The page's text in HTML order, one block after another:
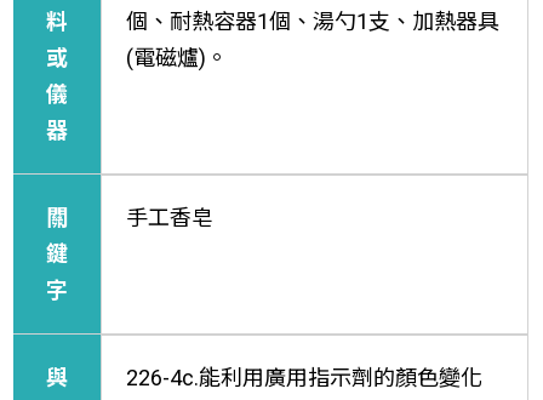
料
或
儀
器
個、耐熱容器1個、湯勺1支、加熱器具
(電磁爐)。
關
鍵
字
手工香皂
與
226-4c.能利用廣用指示劑的顏色變化